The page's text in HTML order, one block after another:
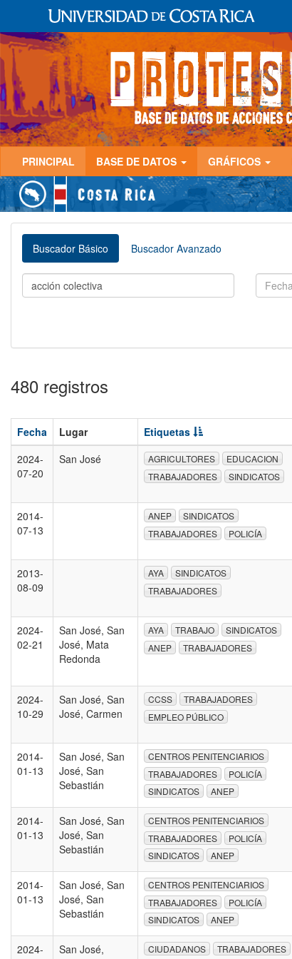
PRINCIPAL BASE DE DATOS GRÁFICOS
Buscador Básico Buscador Avanzado
480 registros
Fecha Lugar Etiquetas
2024-
07-20
San José AGRICULTORES
EDUCACION
TRABAJADORES
SINDICATOS
2014-
07-13
ANEP
SINDICATOS
TRABAJADORES
POLICÍA
2013-
08-09
AYA
SINDICATOS
TRABAJADORES
2024-
02-21
San José, San
José, Mata
Redonda
AYA TRABAJO
SINDICATOS
ANEP
TRABAJADORES
2024-
10-29
San José, San
José, Carmen
CCSS
TRABAJADORES
EMPLEO PÚBLICO
2014-
01-13
San José, San
José, San
Sebastián
CENTROS PENITENCIARIOS
TRABAJADORES
POLICÍA
SINDICATOS
ANEP
2014-
01-13
San José, San
José, San
Sebastián
CENTROS PENITENCIARIOS
TRABAJADORES
POLICÍA
SINDICATOS
ANEP
2014-
01-13
San José, San
José, San
Sebastián
CENTROS PENITENCIARIOS
TRABAJADORES
POLICÍA
SINDICATOS
ANEP
2024-
San José,
CIUDADANOS TRABAJADORES